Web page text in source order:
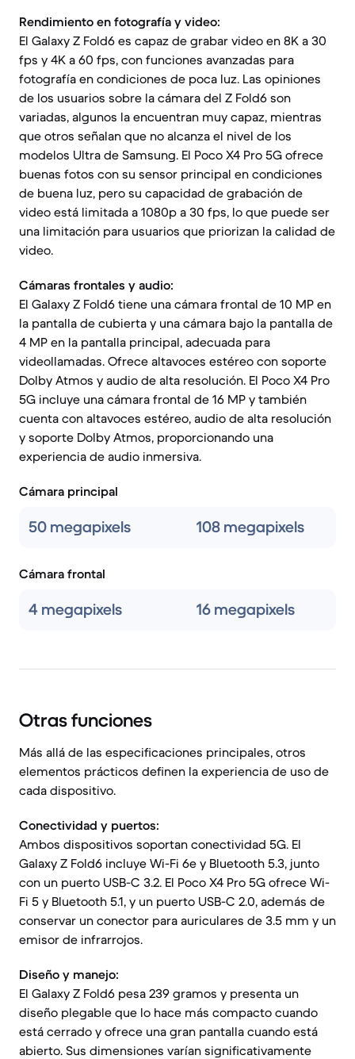
Rendimiento en fotografía y video:
El Galaxy Z Fold6 es capaz de grabar video en 8K a 30
fps y 4K a 60 fps, con funciones avanzadas para
fotografía en condiciones de poca luz. Las opiniones
de los usuarios sobre la cámara del Z Fold6 son
variadas, algunos la encuentran muy capaz, mientras
que otros señalan que no alcanza el nivel de los
modelos Ultra de Samsung. El Poco X4 Pro 5G ofrece
buenas fotos con su sensor principal en condiciones
de buena luz, pero su capacidad de grabación de
video está limitada a 1080p a 30 fps, lo que puede ser
una limitación para usuarios que priorizan la calidad de
video.
Cámaras frontales y audio:
El Galaxy Z Fold6 tiene una cámara frontal de 10 MP en
la pantalla de cubierta y una cámara bajo la pantalla de
4 MP en la pantalla principal, adecuada para
videollamadas. Ofrece altavoces estéreo con soporte
Dolby Atmos y audio de alta resolución. El Poco X4 Pro
5G incluye una cámara frontal de 16 MP y también
cuenta con altavoces estéreo, audio de alta resolución
y soporte Dolby Atmos, proporcionando una
experiencia de audio inmersiva.
Cámara principal
50 megapixels 108 megapixels
Cámara frontal
4 megapixels 16 megapixels
Otras funciones
Más allá de las especificaciones principales, otros
elementos prácticos definen la experiencia de uso de
cada dispositivo.
Conectividad y puertos:
Ambos dispositivos soportan conectividad 5G. El
Galaxy Z Fold6 incluye Wi-Fi 6e y Bluetooth 5.3, junto
con un puerto USB-C 3.2. El Poco X4 Pro 5G ofrece Wi-
Fi 5 y Bluetooth 5.1, y un puerto USB-C 2.0, además de
conservar un conector para auriculares de 3.5 mm y un
emisor de infrarrojos.
Diseño y manejo:
El Galaxy Z Fold6 pesa 239 gramos y presenta un
diseño plegable que lo hace más compacto cuando
está cerrado y ofrece una gran pantalla cuando está
abierto. Sus dimensiones varían significativamente